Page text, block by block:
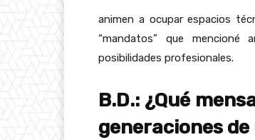
animen a ocupar espacios
“mandatos” que mencioné
posibilidades profesionales.
B.D.: ¿Qué
generaciones